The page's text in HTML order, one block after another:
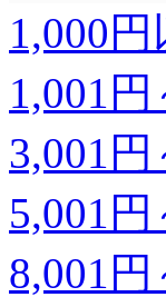
1,000
1,001円
3,001円
5,001円
8,001円